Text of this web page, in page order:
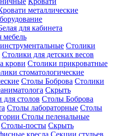
металлические
для кабинета
мебель
Столики
Столики для детских весов
крови Столики прикроватные
стоматологические
Столы Боброва Столики
Скрыть
для столов Столы Боброва
Столы лабораторные Столы
Столы пеленальные
Столы-посты Скрыть
кресла Секции стульев